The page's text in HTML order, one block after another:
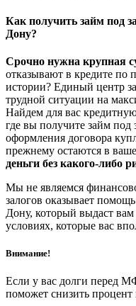
Как получить займ под
Дону?
Срочно нужна крупная
отказывают в кредите по
истории? Единый центр
трудной ситуации на
Найдем для вас
где вы получите займ под
оформления договора
прежнему остаются в
деньги без какого-либо
Мы не являемся
залогов оказывает
Дону, который выдаст
условиях, которые вас
Внимание!
Если у вас долги перед
поможет снизить процент